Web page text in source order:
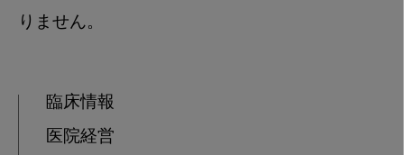
りません。
臨床情報
医院経営